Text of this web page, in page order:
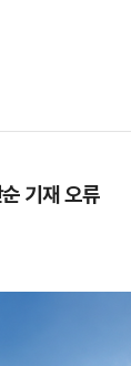
기재 오류